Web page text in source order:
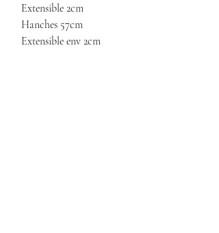
Extensible 2cm
Hanches 57cm
Extensible env 2cm